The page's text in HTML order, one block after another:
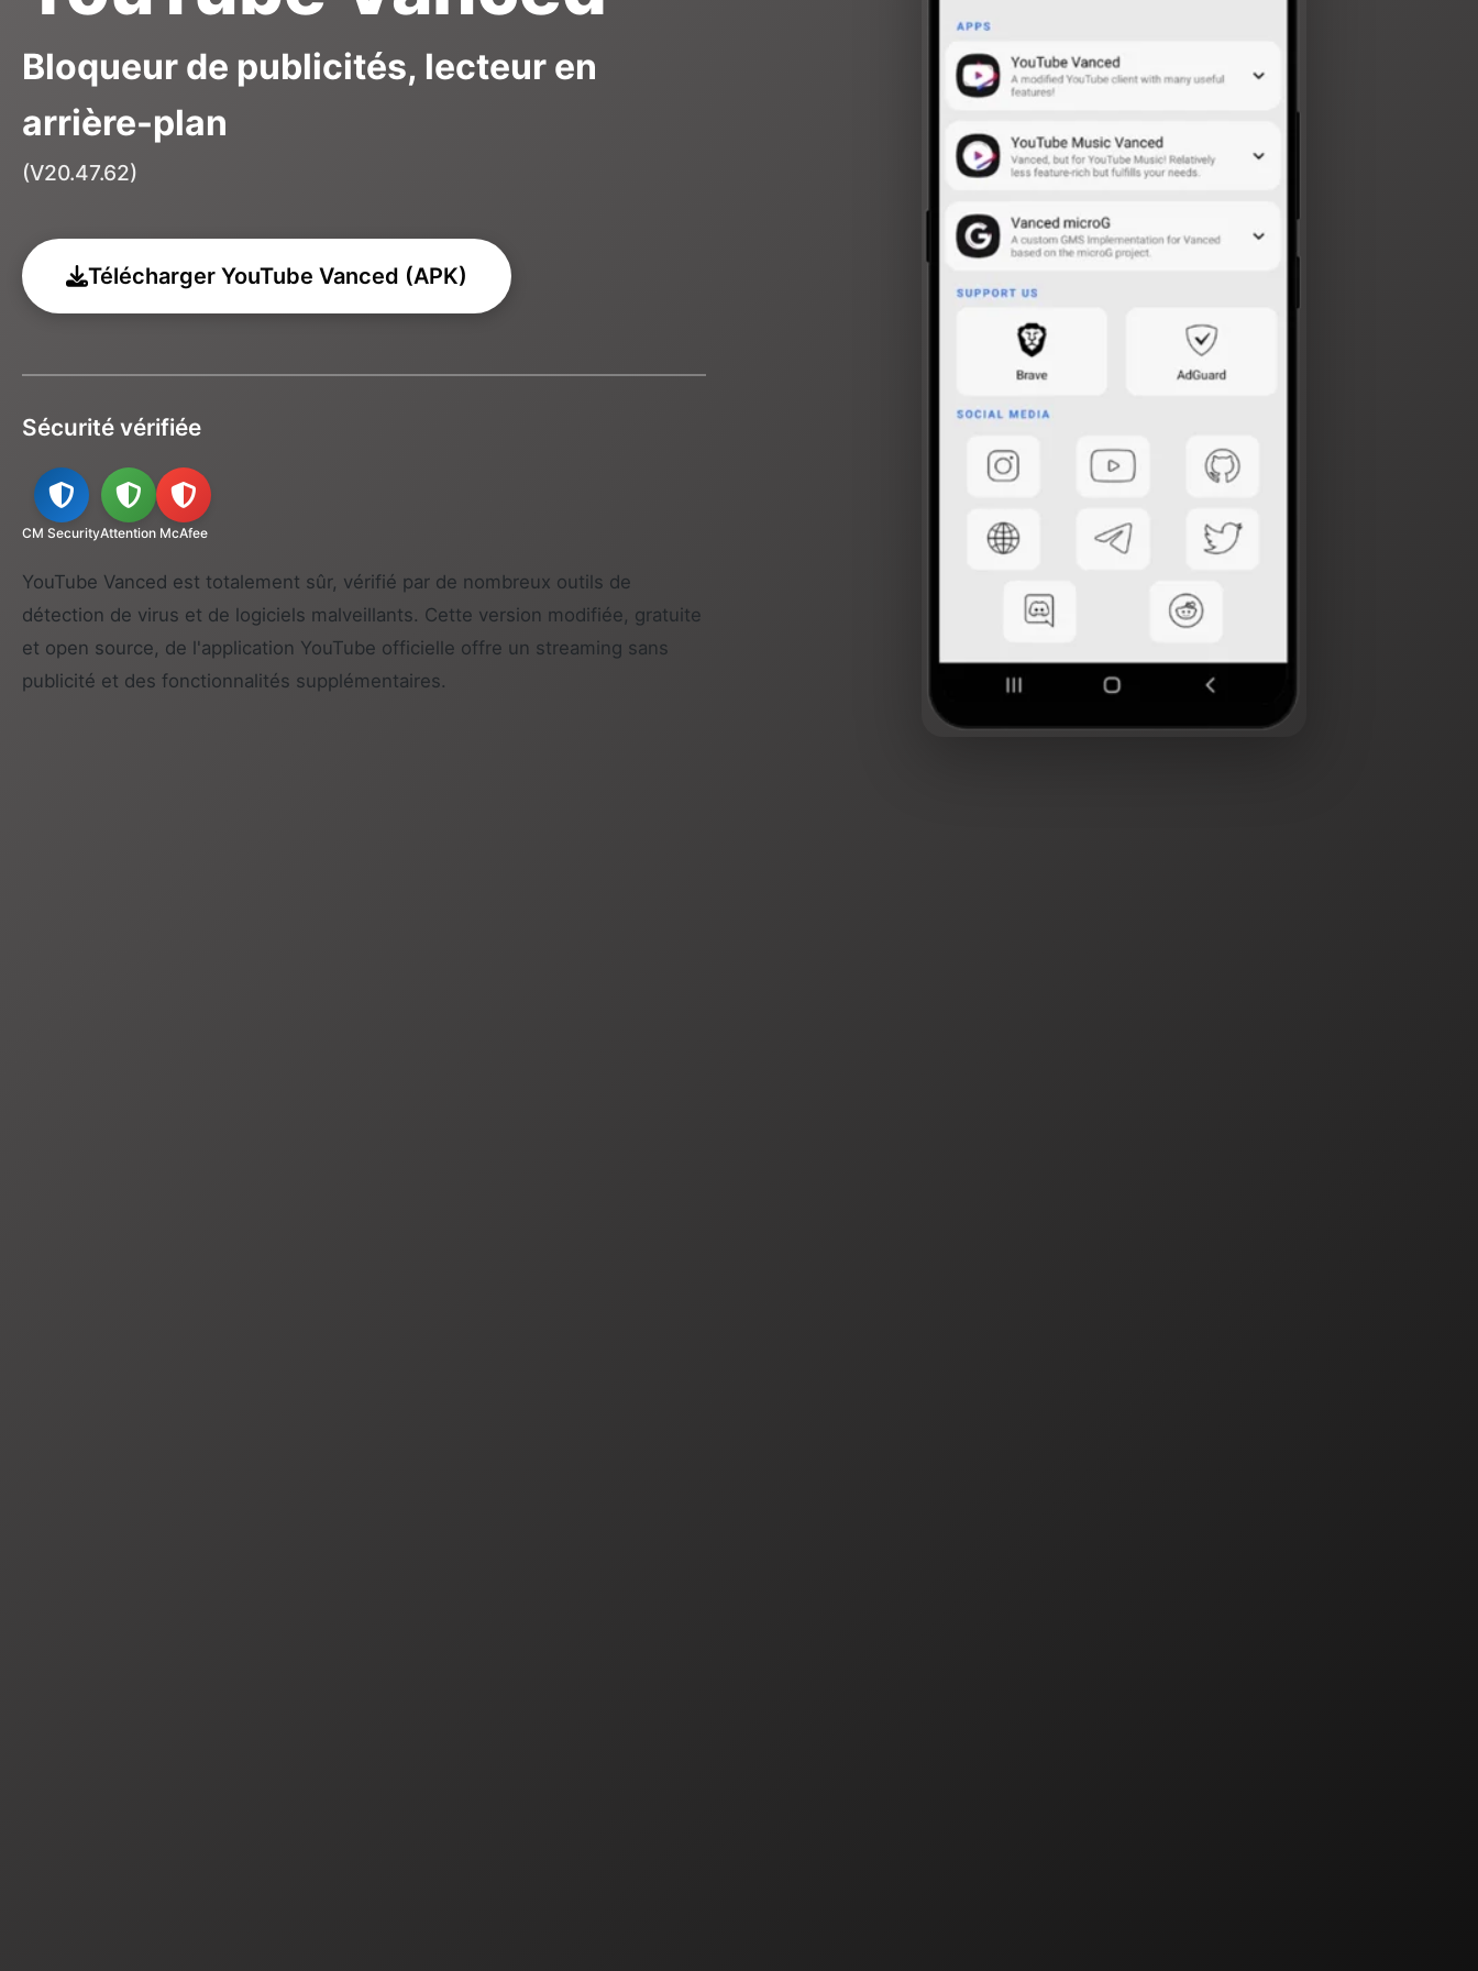
Bloqueur de publicités, lecteur en
arrière-plan
(V20.47.62)
Télécharger YouTube Vanced (APK)
Sécurité vérifiée
CM SecurityAttention McAfee
YouTube Vanced est totalement sûr, vérifié par de nombreux outils de
détection de virus et de logiciels malveillants. Cette version modifiée, gratuite
et open source, de l'application YouTube officielle offre un streaming sans
publicité et des fonctionnalités supplémentaires.